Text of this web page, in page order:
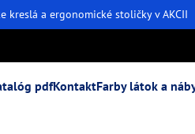
kreslá a ergonomické stoličky v AKCII
pdfKontaktFarby látok a